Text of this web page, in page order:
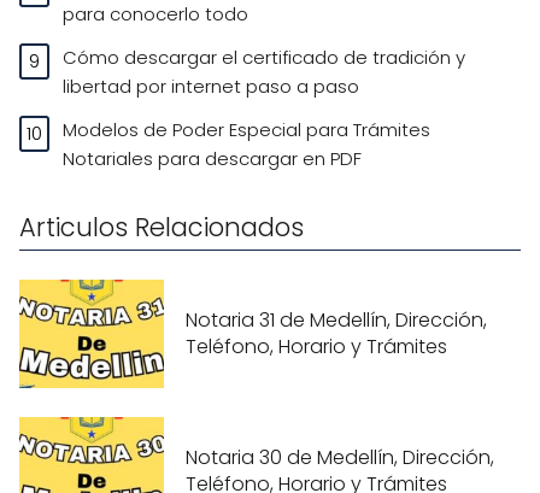
para conocerlo todo
Cómo descargar el certificado de tradición y
libertad por internet paso a paso
Modelos de Poder Especial para Trámites
Notariales para descargar en PDF
Articulos Relacionados
Notaria 31 de Medellín, Dirección,
Teléfono, Horario y Trámites
Notaria 30 de Medellín, Dirección,
Teléfono, Horario y Trámites